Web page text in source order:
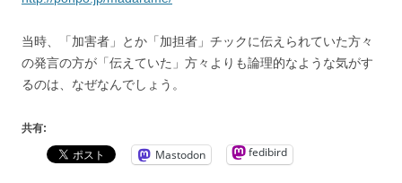
当時、「加害者」とか「加担者」チックに伝えられていた方々
の発言の方が「伝えていた」方々よりも論理的なような気がす
るのは、なぜなんでしょう。
共有:
Mastodon fedibird